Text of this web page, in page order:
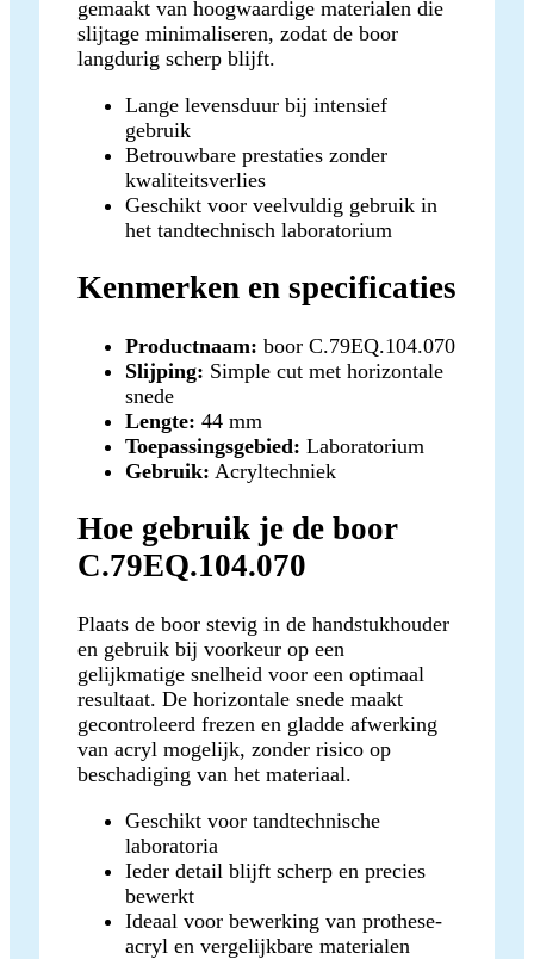
gemaakt van hoogwaardige materialen die
slijtage minimaliseren, zodat de boor
langdurig scherp blijft.
Lange levensduur bij intensief
gebruik
Betrouwbare prestaties zonder
kwaliteitsverlies
Geschikt voor veelvuldig gebruik in
het tandtechnisch laboratorium
Kenmerken en specificaties
Productnaam: boor C.79EQ.104.070
Slijping: Simple cut met horizontale
snede
Lengte: 44 mm
Toepassingsgebied: Laboratorium
Gebruik: Acryltechniek
Hoe gebruik je de boor
C.79EQ.104.070
Plaats de boor stevig in de handstukhouder
en gebruik bij voorkeur op een
gelijkmatige snelheid voor een optimaal
resultaat. De horizontale snede maakt
gecontroleerd frezen en gladde afwerking
van acryl mogelijk, zonder risico op
beschadiging van het materiaal.
Geschikt voor tandtechnische
laboratoria
Ieder detail blijft scherp en precies
bewerkt
Ideaal voor bewerking van prothese-
acryl en vergelijkbare materialen